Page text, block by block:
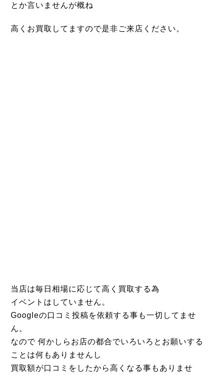
とか言いませんが概ね
高くお買取してますので是非ご来店ください。
当店は毎日相場に応じて高く買取する為
イベントはしていません。
Googleの口コミ投稿を依頼する事も一切してませ
ん。
なので 何かしらお店の都合でいろいろとお願いする
ことは何もありませんし
買取額が口コミをしたから高くなる事もありませ